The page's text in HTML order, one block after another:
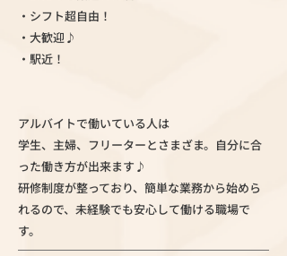
・シフト超自由！
・大歓迎♪
・駅近！
アルバイトで働いている人は
学生、主婦、フリーターとさまざま。自分に合
った働き方が出来ます♪
研修制度が整っており、簡単な業務から始めら
れるので、未経験でも安心して働ける職場で
す。